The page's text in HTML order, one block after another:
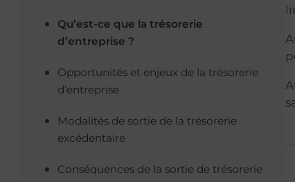
Qu’est-ce que la trésorerie
d’entreprise ?
Opportunités et enjeux de la trésorerie
d’entreprise
Modalités de sortie de la trésorerie
excédentaire
Conséquences de la sortie de trésorerie